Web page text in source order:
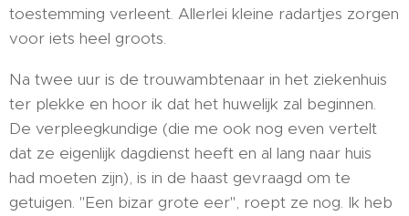
toestemming verleent. Allerlei kleine radartjes zorgen
voor iets heel groots.
Na twee uur is de trouwambtenaar in het ziekenhuis
ter plekke en hoor ik dat het huwelijk zal beginnen.
De verpleegkundige (die me ook nog even vertelt
dat ze eigenlijk dagdienst heeft en al lang naar huis
had moeten zijn), is in de haast gevraagd om te
getuigen. "Een bizar grote eer", roept ze nog. Ik heb